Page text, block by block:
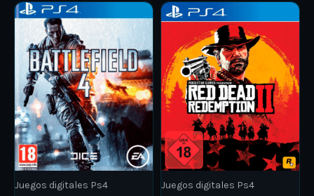
Juegos digitales Ps4
Price
range:
ARS 6.000,00
ARS 12.000,00
This
product
has
multiple
variants.
The
options
may
be
chosen
Juegos digitales Ps4
Price
ARS
This
product
has
multiple
variants.
The
options
may
be
chosen